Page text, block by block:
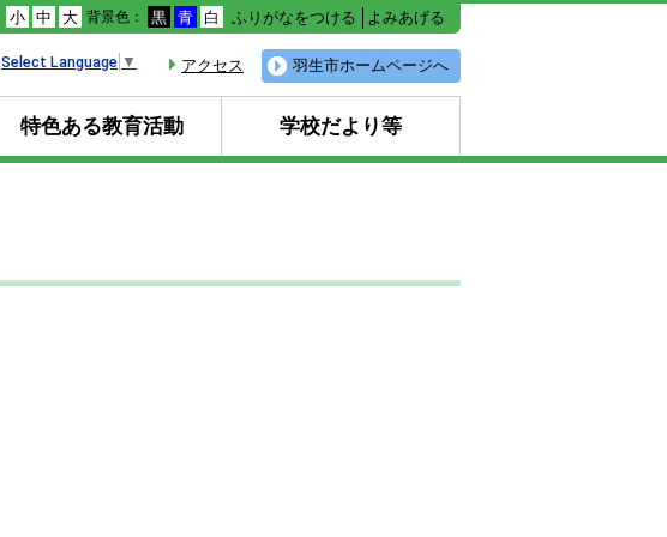
小 中 大 背景色： 黒 青 白 ふりがなをつける よみあげる
羽生市ホームページへ
アクセス
Select Language ▼
特色ある教育活動 学校だより等